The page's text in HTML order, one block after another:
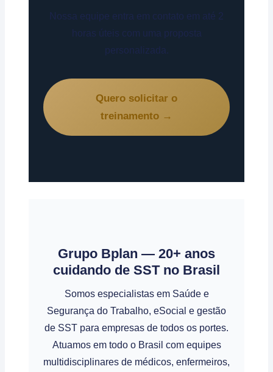
Nossa equipe entra em contato em até 2
horas úteis com uma proposta
personalizada.
Quero solicitar o
treinamento →
Grupo Bplan — 20+ anos
cuidando de SST no Brasil
Somos especialistas em Saúde e
Segurança do Trabalho, eSocial e gestão
de SST para empresas de todos os portes.
Atuamos em todo o Brasil com equipes
multidisciplinares de médicos, enfermeiros,